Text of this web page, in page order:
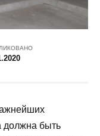
должна быть